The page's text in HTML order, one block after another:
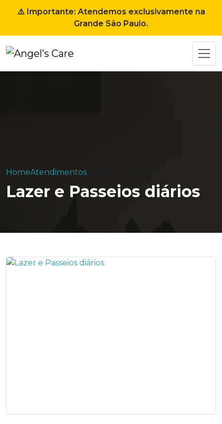
⚠️ Importante: Atendemos exclusivamente na
Grande São Paulo.
HomeAtendimentos
Lazer e Passeios diários